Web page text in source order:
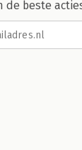
de beste